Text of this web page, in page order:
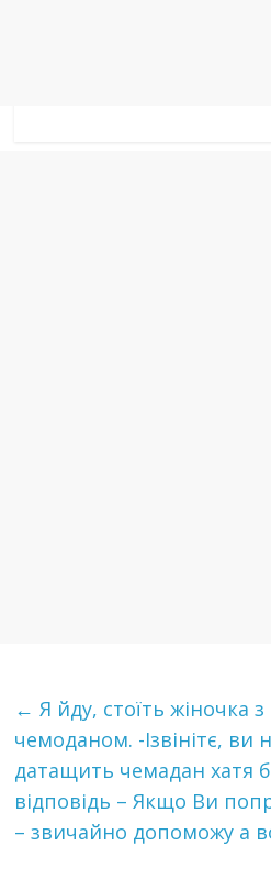
← Я йду, стoїть жiночка
чeмoдaнoм. -Ізвiнiтє, ви
дaтaщить чeмaдaн xaтя
відповідь – Якщo Ви
– звичaйнo дoпoмoжу а